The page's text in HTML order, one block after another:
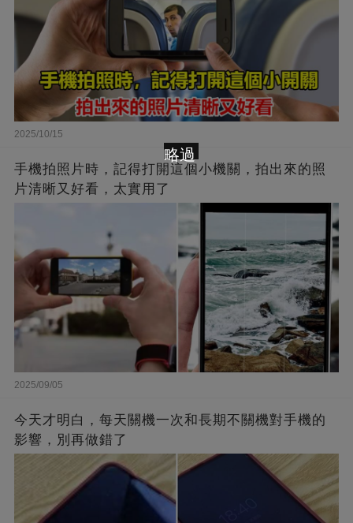
2025/10/15
手機拍照片時，記得打開這個小機關，拍出來的照
片清晰又好看，太實用了
2025/09/05
今天才明白，每天關機一次和長期不關機對手機的
影響，別再做錯了
略過